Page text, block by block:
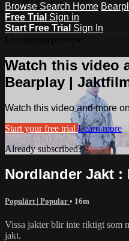
Browse Search Home
Free Trial Sign in
Start Free Trial Sign In
Watch this video
Bearplay |
Watch this video and more
Start your free trial Learn more
Already subscribed?Sign in
Nordlander Jakt :
Populärt | Popular • 16m
Vissa jakter blir inte riktigt som
jakt.